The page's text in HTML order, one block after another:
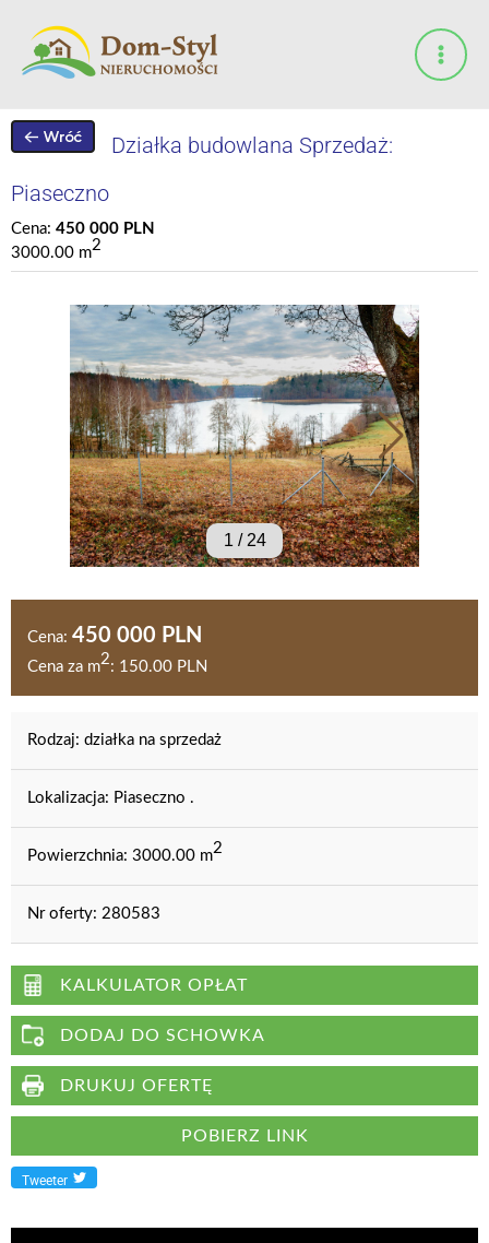
treści
1 / 24
Działka budowlana Sprzedaż:
Piaseczno
Cena: 450 000 PLN
3000.00 m2
Cena: 450 000 PLN
Cena za m2: 150.00 PLN
Rodzaj: działka na sprzedaż
Lokalizacja: Piaseczno .
Powierzchnia: 3000.00 m2
Nr oferty: 280583
KALKULATOR OPŁAT
DODAJ DO SCHOWKA
DRUKUJ OFERTĘ
POBIERZ LINK
Tweeter